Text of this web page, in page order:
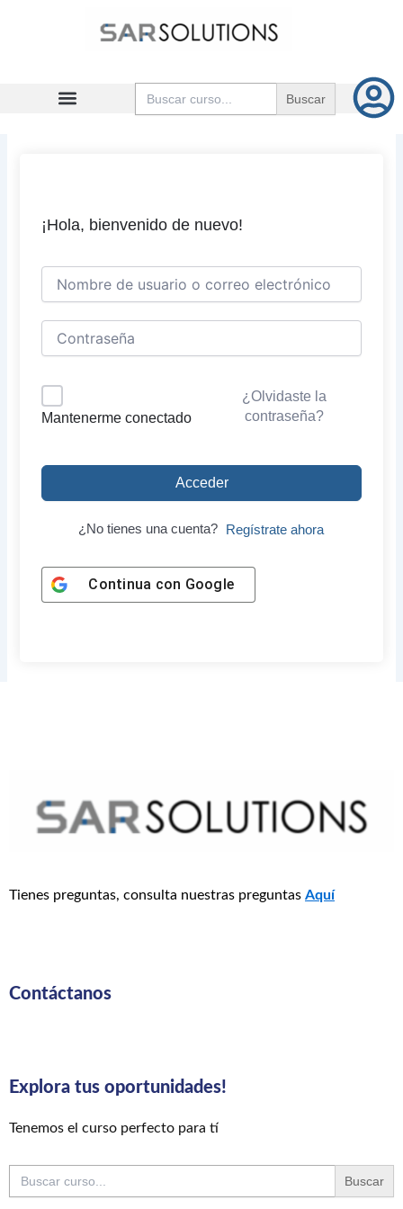
Buscar:
¡Hola, bienvenido de nuevo!
Mantenerme conectado
¿Olvidaste la
contraseña?
Acceder
¿No tienes una cuenta? Regístrate ahora
Continua con Google
Tienes preguntas, consulta nuestras preguntas Aquí
Contáctanos
Explora tus oportunidades!
Tenemos el curso perfecto para tí
Buscar: